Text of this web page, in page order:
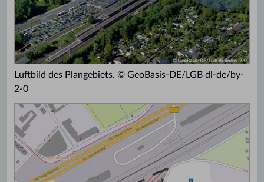
Luftbild des Plangebiets. © GeoBasis-DE/LGB dl-de/by-
2-0